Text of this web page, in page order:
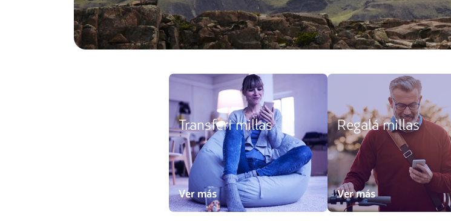
Transferí millas
Ver más
Regalá millas
Ver más